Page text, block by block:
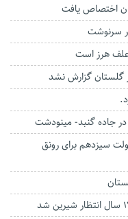
سرنوشت
گلستان گزارش نشد
در جاده گنبد- مینودشت
سیزدهم برای رونق